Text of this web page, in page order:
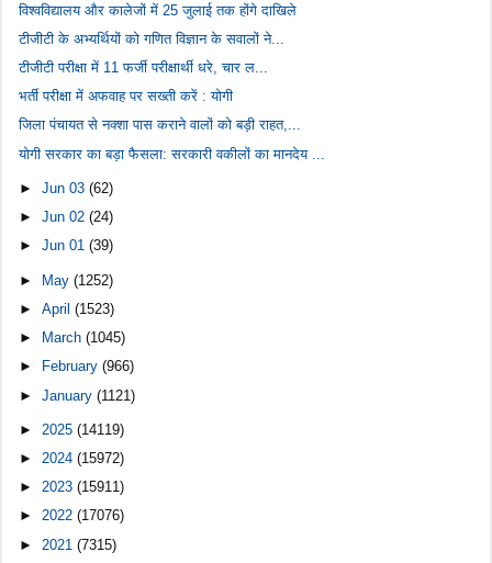
विश्वविद्यालय और कालेजों में 25 जुलाई तक होंगे दाखिले
टीजीटी के अभ्यर्थियों को गणित विज्ञान के सवालों ने...
टीजीटी परीक्षा में 11 फर्जी परीक्षार्थी धरे, चार ल...
भर्ती परीक्षा में अफवाह पर सख्ती करें : योगी
जिला पंचायत से नक्शा पास कराने वालों को बड़ी राहत,...
योगी सरकार का बड़ा फैसला: सरकारी वकीलों का मानदेय ...
►Jun 03(62)
►Jun 02(24)
►Jun 01(39)
► May(1252)
►April(1523)
►
March(1045)
►
February(966)
►January(1121)
► 2025(14119)
►2024(15972)
►2023(15911)
►2022(17076)
► 2021(7315)